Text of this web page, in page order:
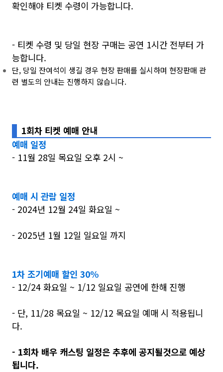
확인해야 티켓 수령이 가능합니다.
- 티켓 수령 및 당일 현장 구매는 공연 1시간 전부터 가
능합니다.
단, 당일 잔여석이 생길 경우 현장 판매를 실시하며 현장판매 관
련 별도의 안내는 진행하지 않습니다.
1회차 티켓 예매 안내
예매 일정
- 11월 28일 목요일 오후 2시 ~
예매 시 관람 일정
- 2024년 12월 24일 화요일 ~
- 2025년 1월 12일 일요일 까지
1차 조기예매 할인 30%
- 12/24 화요일 ~ 1/12 일요일 공연에 한해 진행
- 단, 11/28 목요일 ~ 12/12 목요일 예매 시 적용됩니
다.
- 1회차 배우 캐스팅 일정은 추후에 공지될것으로 예상
됩니다.